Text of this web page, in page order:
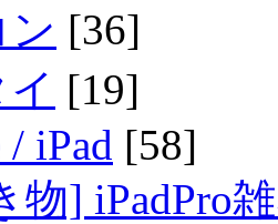
[36]
[19]
/ iPad [58]
物] iPadPro